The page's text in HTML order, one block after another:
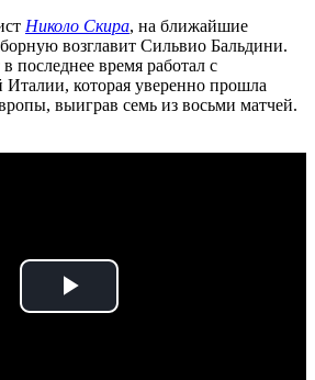
Николо Скира, на ближайшие
возглавит Сильвио Бальдини.
последнее время работал с
которая уверенно прошла
выиграв семь из восьми матчей.
Play